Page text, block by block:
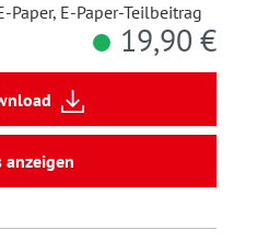
Paper, E-Paper-Teilbeitrag
19,90 €
anzeigen